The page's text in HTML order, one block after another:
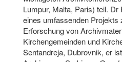
Lumpur, Malta, Paris) teil.
eines umfassenden
Erforschung von
Kirchengemeinden und
Sentandreja, Dubrovnik, er